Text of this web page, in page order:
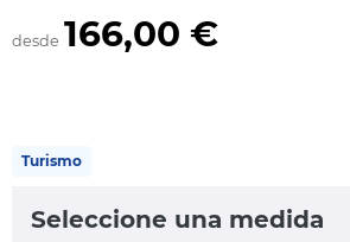
desde 166,00 €
Turismo
Seleccione una medida